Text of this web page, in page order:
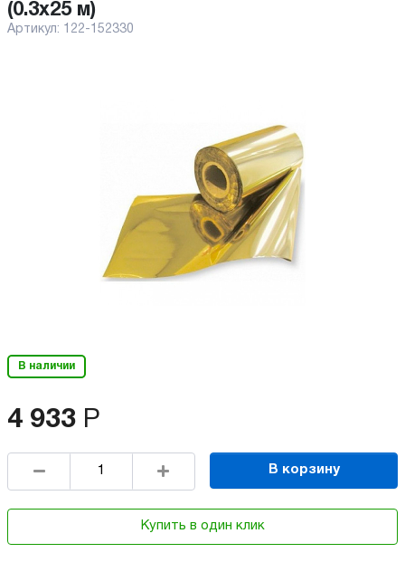
(0.3х25 м)
Артикул: 122-152330
В наличии
4 933 Р
В корзину
Купить в один клик